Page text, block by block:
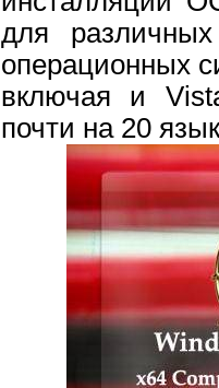
для
операционных
включая и
почти на 20